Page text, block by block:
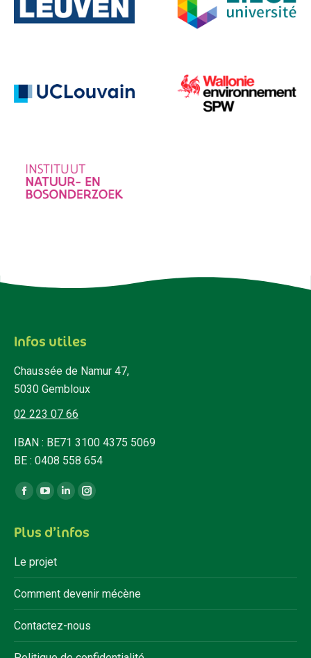
Infos utiles
Chaussée de Namur 47,
5030 Gembloux
02 223 07 66
IBAN : BE71 3100 4375 5069
BE : 0408 558 654
Trouvez nous sur :
Facebook
opens
new
window
YouTube
opens
new
window
LinkedIn
opens
window
Instagram
opens
window
Plus d’infos
Le projet
Comment devenir mécène
Contactez-nous